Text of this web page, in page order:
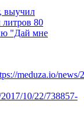
выучил
литров 80
"Дай мне
meduza.io/news/
10/22/738857-